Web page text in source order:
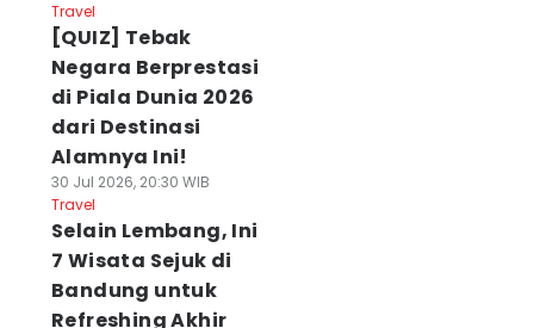
Travel
[QUIZ] Tebak
Negara Berprestasi
di Piala Dunia 2026
dari Destinasi
Alamnya Ini!
30 Jul 2026, 20:30 WIB
Travel
Selain Lembang, Ini
7 Wisata Sejuk di
Bandung untuk
Refreshing Akhir